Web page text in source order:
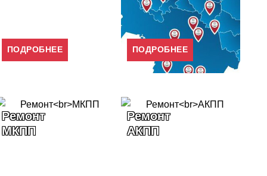
ПОДРОБНЕЕ ПОДРОБНЕЕ
Ремонт
АКПП
Развал-
Схождение